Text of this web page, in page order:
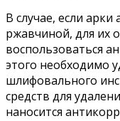
В случае, если
ржавчиной, для их
воспользоваться
этого необходимо
шлифовального
средств для
наносится